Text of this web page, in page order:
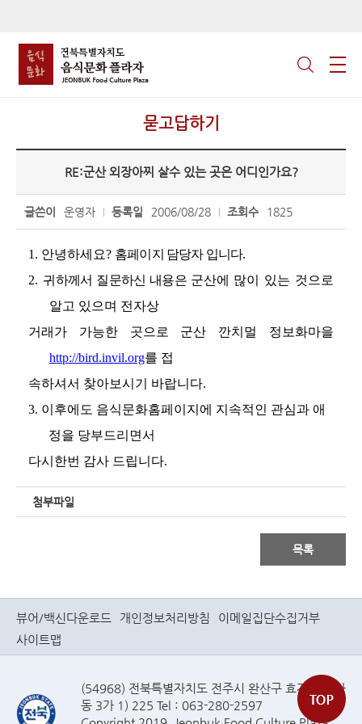
묻고답하기
RE:군산 외장아찌 살수 있는 곳은 어디인가요?
글쓴이 운영자 등록일 2006/08/28 조회수 1825
1. 안녕하세요? 홈페이지 담당자 입니다.
2. 귀 하께서 질문하신 내용은 군산에 많이 있는 것으로
알고 있으며 전자상
거래가 가능한 곳으로 군산 깐치멀 정보화마을
http://bird.invil.org를 접
속하셔서 찾아보시기 바랍니다.
3. 이후에도 음식문화홈페이지에 지속적인 관심과 애
정을 당부드리면서
다시한번 감사 드립니다.
첨부파일
목록
뷰어/백신다운로드 개인정보처리방침
이메일집단수집거부
사이트맵
(54968) 전북특별자치도 전주시 완산구 효자로(효자
동 3가 1) 225 Tel : 063-280-2597